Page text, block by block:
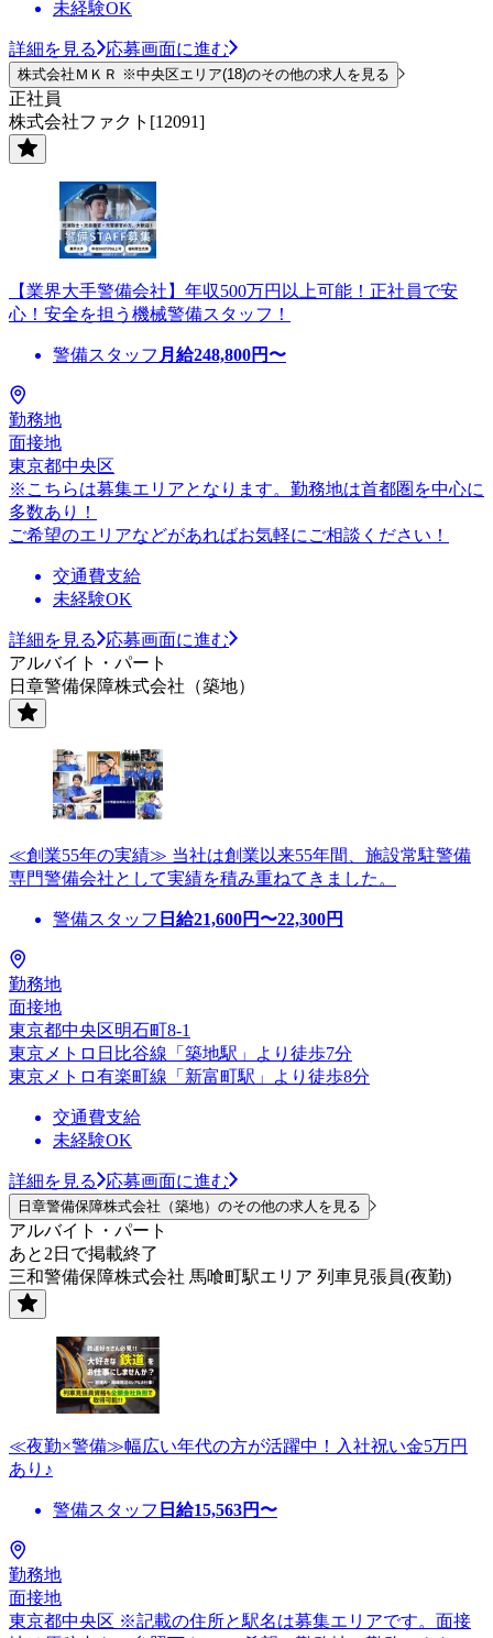
未経験OK
詳細を見る 応募画面に進む
株式会社ＭＫＲ ※中央区エリア(18)のその他の求人を見る
正社員
株式会社ファクト[12091]
【業界大手警備会社】年収500万円以上可能！正社員で安
心！安全を担う機械警備スタッフ！
警備スタッフ 月給248,800円〜
勤務地
面接地
東京都中央区
※こちらは募集エリアとなります。勤務地は首都圏を中心に
多数あり！
ご希望のエリアなどがあればお気軽にご相談ください！
交通費支給
未経験OK
詳細を見る
応募画面に進む
アルバイト・パート
日章警備保障株式会社（築地）
≪創業55年の実績≫ 当社は創業以来55年間、施設常駐警備
専門警備会社として実績を積み重ねてきました。
警備スタッフ 日給21,600円〜22,300円
勤務地
面接地
東京都中央区明石町8-1
東京メトロ日比谷線「築地駅」より徒歩7分
東京メトロ有楽町線「新富町駅」より徒歩8分
交通費支給
未経験OK
詳細を見る 応募画面に進む
日章警備保障株式会社（築地）のその他の求人を見る
アルバイト・パート
あと2日で掲載終了
三和警備保障株式会社 馬喰町駅エリア 列車見張員(夜勤)
≪夜勤×警備≫幅広い年代の方が活躍中！入社祝い金5万円
あり♪
警備スタッフ 日給15,563円〜
勤務地
面接地
東京都中央区 ※記載の住所と駅名は募集エリアです。面接